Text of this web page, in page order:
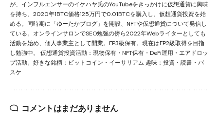
が、インフルエンサーのイケハヤ氏のYouTubeをきっかけに仮想通貨に興味
を持ち、2020年1BTC価格125万円で0.01BTCを購入し、仮想通貨投資を始
める。同時期に「ゆーたかブログ」を開設、NFTや仮想通貨について発信し
ている。オンラインサロンでSEO勉強の傍ら2022年Webライターとしても
活動を始め、個人事業主として開業。FP3級保有。現在はFP2級取得を目指
し勉強中。 仮想通貨投資活動：現物保有・NFT保有・DeFi運用・エアドロッ
プ活動。好きな銘柄：ビットコイン・イーサリアム 趣味：投資・読書・バ
スケ
コメントはまだありません